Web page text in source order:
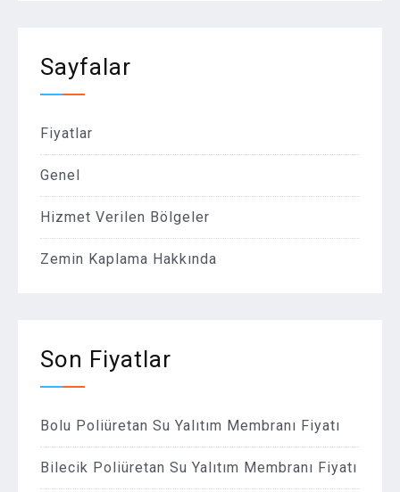
Sayfalar
Fiyatlar
Genel
Hizmet Verilen Bölgeler
Zemin Kaplama Hakkında
Son Fiyatlar
Bolu Poliüretan Su Yalıtım Membranı Fiyatı
Bilecik Poliüretan Su Yalıtım Membranı Fiyatı